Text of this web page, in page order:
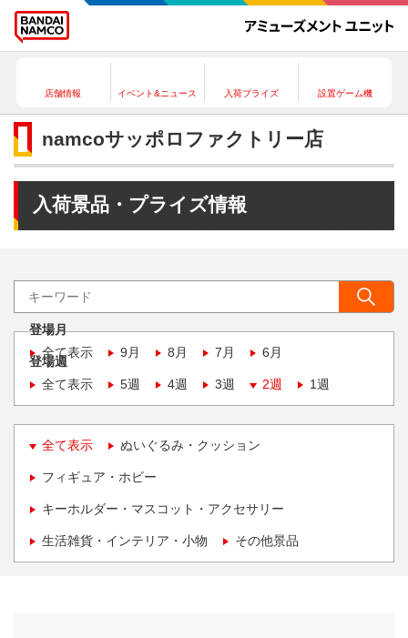
店舗情報 イベント&ニュース 入荷プライズ 設置ゲーム機
namcoサッポロファクトリー店
入荷景品・プライズ情報
登場月
全て表示
9月 8月 7月 6月
登場週
全て表示
5週 4週 3週 2週 1週
全て表示 ぬいぐるみ・クッション
フィギュア・ホビー
キーホルダー・マスコット・アクセサリー
生活雑貨・インテリア・小物 その他景品